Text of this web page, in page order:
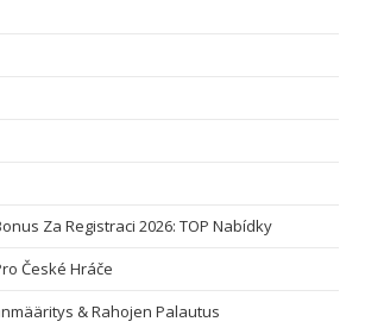
Za Registraci 2026: TOP Nabídky
České Hráče
& Rahojen Palautus